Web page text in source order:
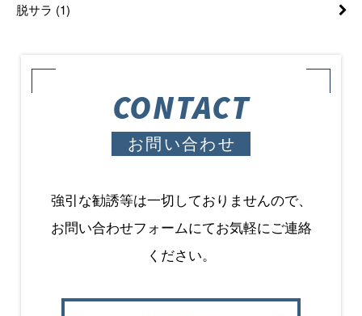
脱サラ (1)
CONTACT
お問い合わせ
強引な勧誘等は一切しておりませんので、
お問い合わせフォームにてお気軽にご連絡
ください。